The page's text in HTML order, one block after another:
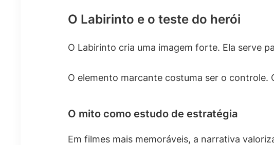
O Labirinto e o teste do herói
O Labirinto cria uma imagem forte. Ela serve
O elemento marcante costuma ser o controle.
O mito como estudo de estratégia
Em filmes mais memoráveis, a narrativa